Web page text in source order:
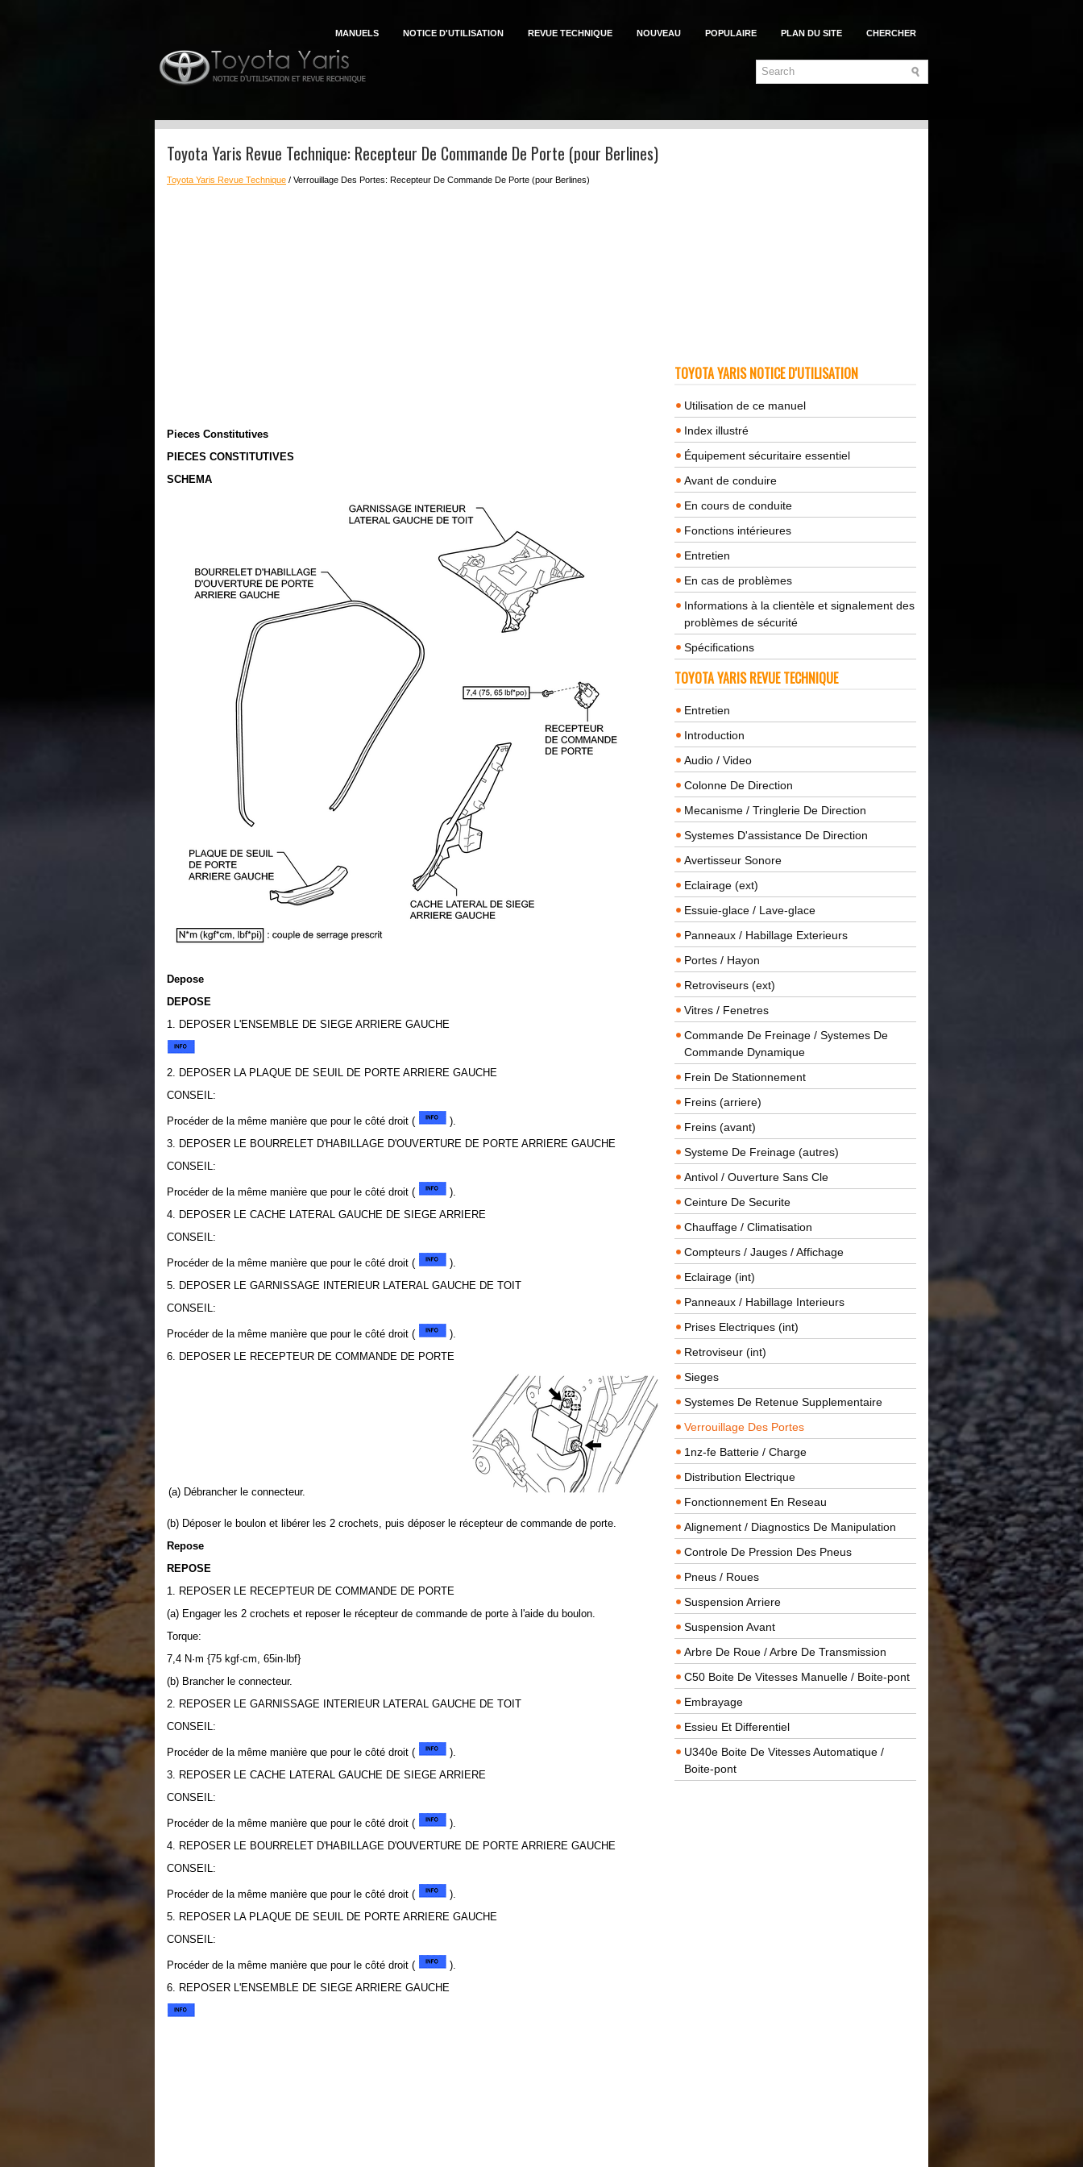
MANUELS NOTICE D'UTILISATION REVUE TECHNIQUE NOUVEAU POPULAIRE PLAN DU SITE CHERCHER
Toyota Yaris Revue Technique: Recepteur De Commande De Porte (pour Berlines)
Toyota Yaris Revue Technique / Verrouillage Des Portes: Recepteur De Commande De Porte (pour Berlines)
Pieces Constitutives
PIECES CONSTITUTIVES
SCHEMA
Depose
DEPOSE
1. DEPOSER L'ENSEMBLE DE SIEGE ARRIERE GAUCHE
2. DEPOSER LA PLAQUE DE SEUIL DE PORTE ARRIERE GAUCHE
CONSEIL:
Procéder de la même manière que pour le côté droit (
).
3. DEPOSER LE BOURRELET D'HABILLAGE D'OUVERTURE DE PORTE ARRIERE GAUCHE
CONSEIL:
Procéder de la même manière que pour le côté droit (
).
4. DEPOSER LE CACHE LATERAL GAUCHE DE SIEGE ARRIERE
CONSEIL:
Procéder de la même manière que pour le côté droit (
).
5. DEPOSER LE GARNISSAGE INTERIEUR LATERAL GAUCHE DE TOIT
CONSEIL:
Procéder de la même manière que pour le côté droit (
).
6. DEPOSER LE RECEPTEUR DE COMMANDE DE PORTE
(a) Débrancher le connecteur.
(b) Déposer le boulon et libérer les 2 crochets, puis déposer le récepteur de commande de porte.
Repose
REPOSE
1. REPOSER LE RECEPTEUR DE COMMANDE DE PORTE
(a) Engager les 2 crochets et reposer le récepteur de commande de porte à l'aide du boulon.
Torque:
7,4 N·m {75 kgf·cm, 65in·lbf}
(b) Brancher le connecteur.
2. REPOSER LE GARNISSAGE INTERIEUR LATERAL GAUCHE DE TOIT
CONSEIL:
Procéder de la même manière que pour le côté droit (
).
3. REPOSER LE CACHE LATERAL GAUCHE DE SIEGE ARRIERE
CONSEIL:
Procéder de la même manière que pour le côté droit (
).
4. REPOSER LE BOURRELET D'HABILLAGE D'OUVERTURE DE PORTE ARRIERE GAUCHE
CONSEIL:
Procéder de la même manière que pour le côté droit (
).
5. REPOSER LA PLAQUE DE SEUIL DE PORTE ARRIERE GAUCHE
CONSEIL:
Procéder de la même manière que pour le côté droit (
).
6. REPOSER L'ENSEMBLE DE SIEGE ARRIERE GAUCHE
TOYOTA YARIS NOTICE D'UTILISATION
Utilisation de ce manuel
Index illustré
Équipement sécuritaire essentiel
Avant de conduire
En cours de conduite
Fonctions intérieures
Entretien
En cas de problèmes
Informations à la clientèle et signalement des
problèmes de sécurité
Spécifications
TOYOTA YARIS REVUE TECHNIQUE
Entretien
Introduction
Audio / Video
Colonne De Direction
Mecanisme / Tringlerie De Direction
Systemes D'assistance De Direction
Avertisseur Sonore
Eclairage (ext)
Essuie-glace / Lave-glace
Panneaux / Habillage Exterieurs
Portes / Hayon
Retroviseurs (ext)
Vitres / Fenetres
Commande De Freinage / Systemes De
Commande Dynamique
Frein De Stationnement
Freins (arriere)
Freins (avant)
Systeme De Freinage (autres)
Antivol / Ouverture Sans Cle
Ceinture De Securite
Chauffage / Climatisation
Compteurs / Jauges / Affichage
Eclairage (int)
Panneaux / Habillage Interieurs
Prises Electriques (int)
Retroviseur (int)
Sieges
Systemes De Retenue Supplementaire
Verrouillage Des Portes
1nz-fe Batterie / Charge
Distribution Electrique
Fonctionnement En Reseau
Alignement / Diagnostics De Manipulation
Controle De Pression Des Pneus
Pneus / Roues
Suspension Arriere
Suspension Avant
Arbre De Roue / Arbre De Transmission
C50 Boite De Vitesses Manuelle / Boite-pont
Embrayage
Essieu Et Differentiel
U340e Boite De Vitesses Automatique /
Boite-pont